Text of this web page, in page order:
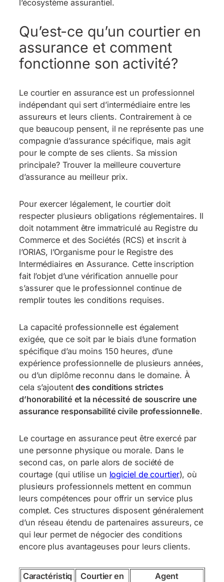
l’écosystème assurantiel.
Qu’est-ce qu’un courtier en
assurance et comment
fonctionne son activité?
Le courtier en assurance est un professionnel
indépendant qui sert d’intermédiaire entre les
assureurs et leurs clients. Contrairement à ce
que beaucoup pensent, il ne représente pas une
compagnie d’assurance spécifique, mais agit
pour le compte de ses clients. Sa mission
principale? Trouver la meilleure couverture
d’assurance au meilleur prix.
Pour exercer légalement, le courtier doit
respecter plusieurs obligations réglementaires. Il
doit notamment être immatriculé au Registre du
Commerce et des Sociétés (RCS) et inscrit à
l’ORIAS, l’Organisme pour le Registre des
Intermédiaires en Assurance. Cette inscription
fait l’objet d’une vérification annuelle pour
s’assurer que le professionnel continue de
remplir toutes les conditions requises.
La capacité professionnelle est également
exigée, que ce soit par le biais d’une formation
spécifique d’au moins 150 heures, d’une
expérience professionnelle de plusieurs années,
ou d’un diplôme reconnu dans le domaine. À
cela s’ajoutentdes conditions strictes
d’honorabilité et la nécessité de souscrire une
assurance responsabilité civile professionnelle.
Le courtage en assurance peut être exercé par
une personne physique ou morale. Dans le
second cas, on parle alors de société de
courtage (qui utilise un logiciel de courtier), où
plusieurs professionnels mettent en commun
leurs compétences pour offrir un service plus
complet. Ces structures disposent généralement
d’un réseau étendu de partenaires assureurs, ce
qui leur permet de négocier des conditions
encore plus avantageuses pour leurs clients.
Caractéristiq
Courtier en
Agent